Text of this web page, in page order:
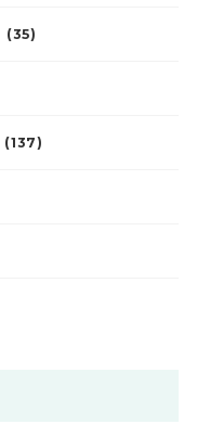
(35)
(137)